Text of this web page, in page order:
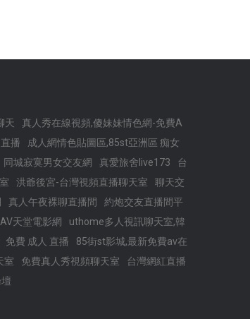
天
真人秀在線視頻,傻妹妹情色網-免費A
播
成人網情色貼圖區,85st亞洲區 痴女
同城寂寞男女交友網 真愛旅舍live173
台
洪爺後宮-台灣視頻直播聊天室
聊天交
真人午夜裸聊直播間
約炮交友直播間平
天堂電影網
uthome多人視訊聊天室,韓
免費 成人 直播
85街st影城,最新免費av在
室 免費真人秀視頻聊天室
台灣網紅直播